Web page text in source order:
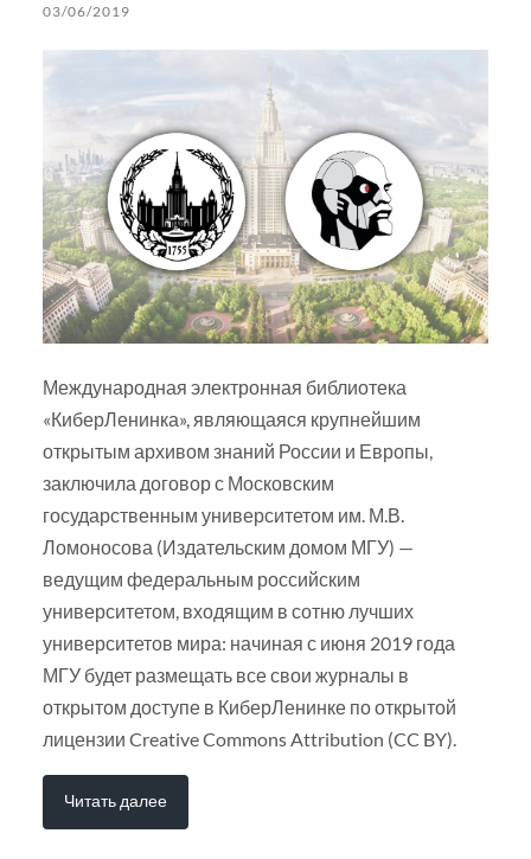
03/06/2019
Международная электронная библиотека
«КиберЛенинка», являющаяся крупнейшим
открытым архивом знаний России и Европы,
заключила договор с Московским
государственным университетом им. М.В.
Ломоносова (Издательским домом МГУ) —
ведущим федеральным российским
университетом, входящим в сотню лучших
университетов мира: начиная с июня 2019 года
МГУ будет размещать все свои журналы в
открытом доступе в КиберЛенинке по открытой
лицензии Creative Commons Attribution (CC BY).
Читать далее